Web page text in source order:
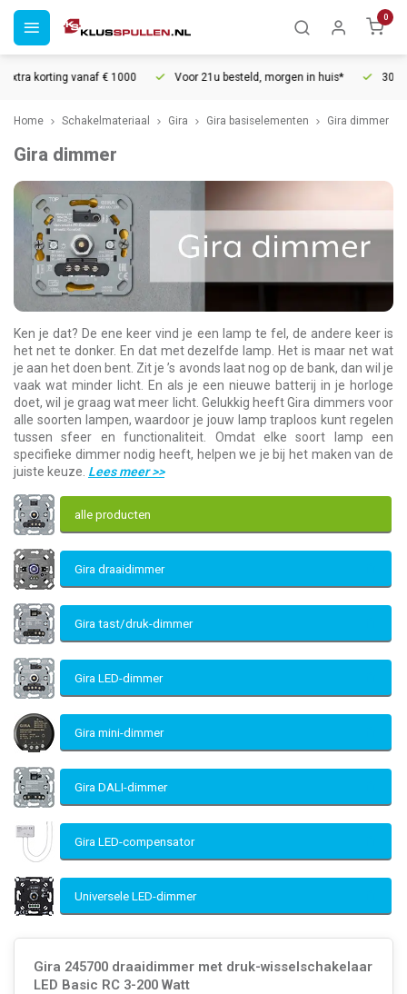
0
€ 1000 Voor 21u besteld, morgen in huis* 30 dagen retourrecht
Home Schakelmateriaal Gira Gira basiselementen Gira dimmer
Gira dimmer
Ken je dat? De ene keer vind je een lamp te fel, de andere keer is
het net te donker. En dat met dezelfde lamp. Het is maar net wat
je aan het doen bent. Zit je ’s avonds laat nog op de bank, dan wil je
vaak wat minder licht. En als je een nieuwe batterij in je horloge
doet, wil je graag wat meer licht. Gelukkig heeft Gira dimmers voor
alle soorten lampen, waardoor je jouw lamp traploos kunt regelen
tussen sfeer en functionaliteit. Omdat elke soort lamp een
specifieke dimmer nodig heeft, helpen we je bij het maken van de
juiste keuze. Lees meer>>
alle producten
Gira draaidimmer
Gira tast/druk-dimmer
Gira LED-dimmer
Gira mini-dimmer
Gira DALI-dimmer
Gira LED-compensator
Universele LED-dimmer
Gira 245700 draaidimmer met druk-wisselschakelaar
LED Basic RC 3-200 Watt